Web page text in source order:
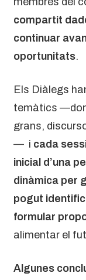
compartit
continuar
oportunitats.
Els Diàlegs
temàtics
grans,
— i cada
inicial d’una
dinàmica per
pogut
formular
alimentar el
Algunes